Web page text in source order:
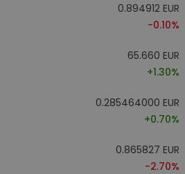
0.894912 EUR
-0.10%
65.660 EUR
+1.30%
0.285464000 EUR
+0.70%
0.865827 EUR
-2.70%